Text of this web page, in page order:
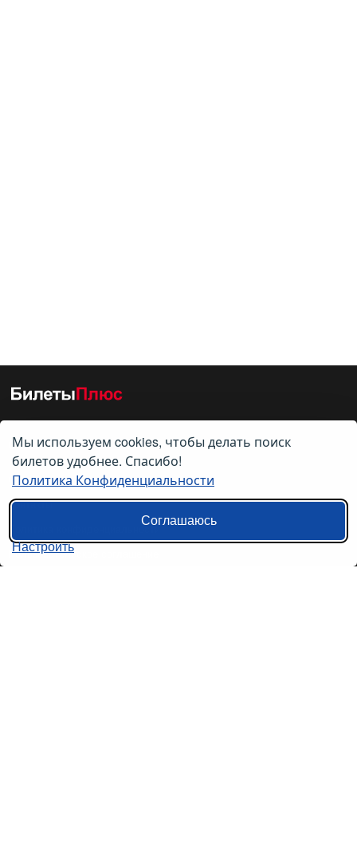
О нас
О компании
Контакты
Пользовательское соглашение
Мы используем cookies, чтобы делать поиск
билетов удобнее. Спасибо!
Политика Конфиденциальности
Соглашаюсь
Настроить